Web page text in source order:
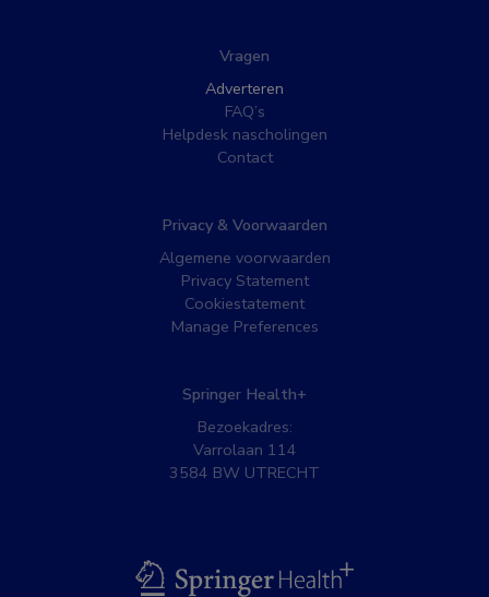
Vragen
Adverteren
FAQ’s
Helpdesk nascholingen
Contact
Privacy & Voorwaarden
Algemene voorwaarden
Privacy Statement
Cookiestatement
Manage Preferences
Springer Health+
Bezoekadres:
Varrolaan 114
3584 BW UTRECHT
BSL